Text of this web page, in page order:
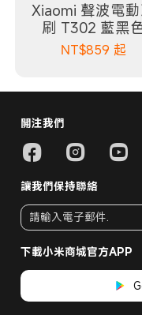
Xiaomi 聲波電
刷 T302 藍黑
NT$859 起
關注我們
讓我們保持聯絡
下載小米商城官方APP